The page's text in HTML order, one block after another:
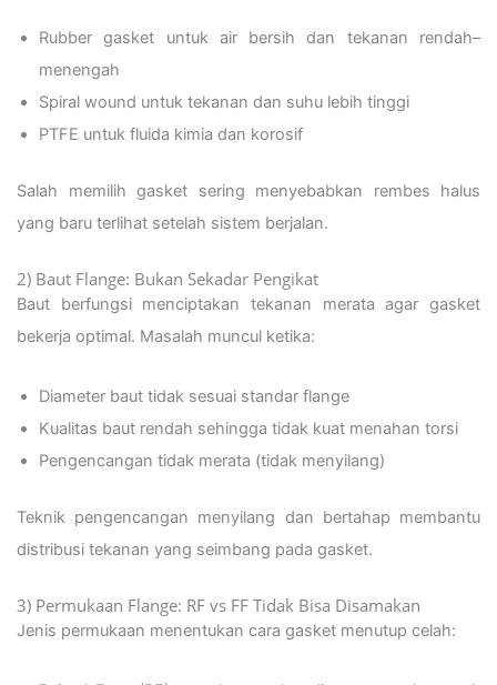
Rubber gasket untuk air bersih dan tekanan rendah–
menengah
Spiral wound untuk tekanan dan suhu lebih tinggi
PTFE untuk fluida kimia dan korosif
Salah memilih gasket sering menyebabkan rembes halus
yang baru terlihat setelah sistem berjalan.
2) Baut Flange: Bukan Sekadar Pengikat
Baut berfungsi menciptakan tekanan merata agar gasket
bekerja optimal. Masalah muncul ketika:
Diameter baut tidak sesuai standar flange
Kualitas baut rendah sehingga tidak kuat menahan torsi
Pengencangan tidak merata (tidak menyilang)
Teknik pengencangan menyilang dan bertahap membantu
distribusi tekanan yang seimbang pada gasket.
3) Permukaan Flange: RF vs FF Tidak Bisa Disamakan
Jenis permukaan menentukan cara gasket menutup celah: